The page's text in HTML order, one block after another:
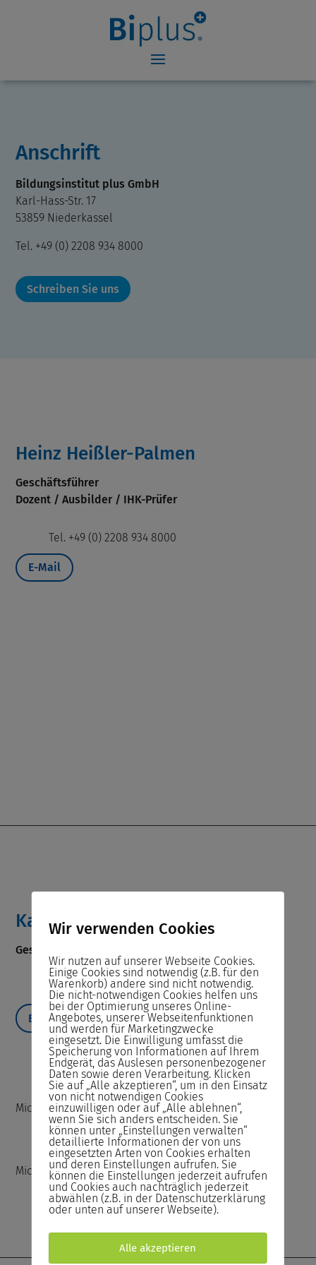
Anschrift
Bildungsinstitut plus GmbH
Karl-Hass-Str. 17
53859 Niederkassel
Tel. +49 (0) 2208 934 8000
Schreiben Sie uns
Heinz Heißler-Palmen
Geschäftsführer
Dozent / Ausbilder / IHK-Prüfer
Tel. +49 (0) 2208 934 8000
E-Mail
Katja Heißler
Geschäftsführerin
Tel. +49 (0) 2208 934 8000
E-Mail
Microsoft Office Specialist Word 2016
Microsoft Office Specialist Excel 2016
Wir verwenden Cookies
Wir nutzen auf unserer Webseite Cookies.
Einige Cookies sind notwendig (z.B. für den
Warenkorb) andere sind nicht notwendig.
Die nicht-notwendigen Cookies helfen uns
bei der Optimierung unseres Online-
Angebotes, unserer Webseitenfunktionen
und werden für Marketingzwecke
eingesetzt. Die Einwilligung umfasst die
Speicherung von Informationen auf Ihrem
Endgerät, das Auslesen personenbezogener
Daten sowie deren Verarbeitung. Klicken
Sie auf „Alle akzeptieren“, um in den Einsatz
von nicht notwendigen Cookies
einzuwilligen oder auf „Alle ablehnen“,
wenn Sie sich anders entscheiden. Sie
können unter „Einstellungen verwalten“
detaillierte Informationen der von uns
eingesetzten Arten von Cookies erhalten
und deren Einstellungen aufrufen. Sie
können die Einstellungen jederzeit aufrufen
und Cookies auch nachträglich jederzeit
abwählen (z.B. in der Datenschutzerklärung
oder unten auf unserer Webseite).
Alle akzeptieren